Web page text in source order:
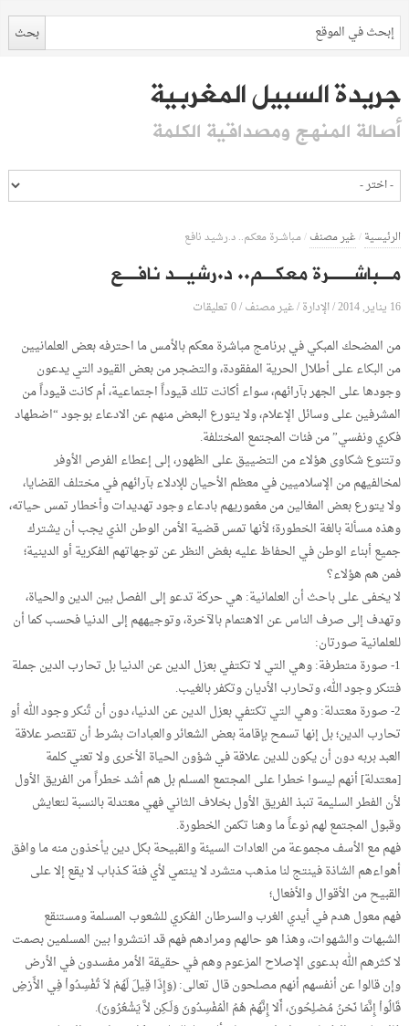
جريدة السبيل المغربية
أصالة المنهج ومصداقية الكلمة
الرئيسية/غير مصنف/مـباشــرة معكـم.. د.رشيـد نافـع
مـباشــرة معكـم.. د.رشيـد نافـع
16 يناير, 2014 /الإدارة/غير مصنف/0 تعليقات
من المضحك المبكي في برنامج مباشرة معكم بالأمس ما احترفه بعض العلمانيين
من البكاء على أطلال الحرية المفقودة، والتضجر من بعض القيود التي يدعون
وجودها على الجهر بآرائهم، سواء أكانت تلك قيوداً اجتماعية، أم كانت قيوداً من
المشرفين على وسائل الإعلام، ولا يتورع البعض منهم عن الادعاء بوجود “اضطهاد
فكري ونفسي” من فئات المجتمع المختلفة.
وتتنوع شكاوى هؤلاء من التضييق على الظهور، إلى إعطاء الفرص الأوفر
لمخالفيهم من الإسلاميين في معظم الأحيان للإدلاء بآرائهم في مختلف القضايا،
ولا يتورع بعض المغالين من مغموريهم بادعاء وجود تهديدات وأخطار تمس حياته،
وهذه مسألة بالغة الخطورة؛ لأنها تمس قضية الأمن الوطن الذي يجب أن يشترك
جميع أبناء الوطن في الحفاظ عليه بغض النظر عن توجهاتهم الفكرية أو الدينية؛
فمن هم هؤلاء؟
لا يخفى على باحث أن العلمانية: هي حركة تدعو إلى الفصل بين الدين والحياة،
وتهدف إلى صرف الناس عن الاهتمام بالآخرة، وتوجيههم إلى الدنيا فحسب كما أن
للعلمانية صورتان:
1- صورة متطرفة: وهي التي لا تكتفي بعزل الدين عن الدنيا بل تحارب الدين جملة
فتنكر وجود الله، وتحارب الأديان وتكفر بالغيب.
2- صورة معتدلة: وهي التي تكتفي بعزل الدين عن الدنيا، دون أن تُنكر وجود الله أو
تحارب الدين؛ بل إنها تسمح بإقامة بعض الشعائر والعبادات بشرط أن تقتصر علاقة
العبد بربه دون أن يكون للدين علاقة في شؤون الحياة الأخرى ولا تعني كلمة
[معتدلة] أنهم ليسوا خطرا على المجتمع المسلم بل هم أشد خطراً من الفريق الأول
لأن الفطر السليمة تنبذ الفريق الأول بخلاف الثاني فهي معتدلة بالنسبة لتعايش
وقبول المجتمع لهم نوعاً ما وهنا تكمن الخطورة.
فهم مع الأسف مجموعة من العادات السيئة والقبيحة بكل دين يأخذون منه ما وافق
أهواءهم الشاذة فينتج لنا مذهب متشرد لا ينتمي لأي فئة كـذباب لا يقع إلا على
القبيح من الأقوال والأفعال؛
فهم معول هدم في أيدي الغرب والسرطان الفكري للشعوب المسلمة ومستنقع
الشبهات والشهوات، وهذا هو حالهم ومرادهم فهم قد انتشروا بين المسلمين بصمت
لا كثرهم الله بدعوى الإصلاح المزعوم وهم في حقيقة الأمر مفسدون في الأرض
وإن قالوا عن أنفسهم أنهم مصلحون قال تعالى: (وَإِذَا قِيلَ لَهُمْ لاَ تُفْسِدُواْ فِي الأَرْضِ
قَالُواْ إِنَّمَا نَحْنُ مُصْلِحُونَ، أَلا إِنَّهُمْ هُمُ الْمُفْسِدُونَ وَلَـكِن لاَّ يَشْعُرُونَ).